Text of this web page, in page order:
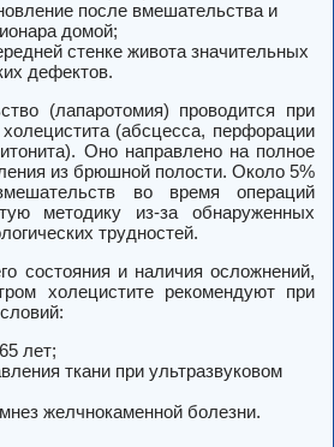
после вмешательства и
домой;
стенке живота значительных
дефектов.
(лапаротомия) проводится при
(абсцесса, перфорации
Оно направлено на полное
из брюшной полости. Около 5%
во время операций
методику из-за обнаруженных
трудностей.
состояния и наличия осложнений,
холецистите рекомендуют при
лет;
ткани при ультразвуковом
желчнокаменной болезни.